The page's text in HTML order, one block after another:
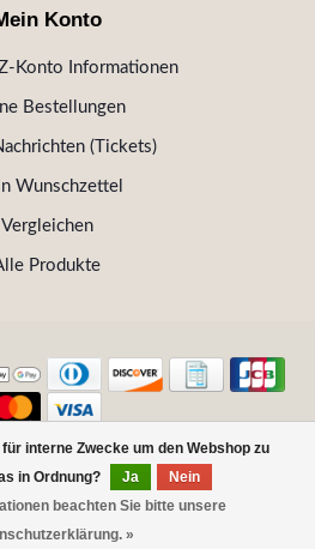
interne Zwecke um den Webshop zu
in Ordnung?
Ja
Nein
beachten Sie bitte unsere
»
Konto
Konto Informationen
Bestellungen
(Tickets)
Wunschzettel
Vergleichen
Produkte
Kitzbühel - Die VINOTHEK in
Kitzbühel